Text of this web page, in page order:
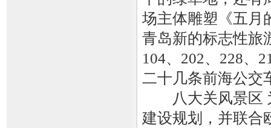
场主体雕塑《五月
青岛新的标志性旅
104、202、228、
二十几条前海公交
八大关风景区
建设规划，并联合